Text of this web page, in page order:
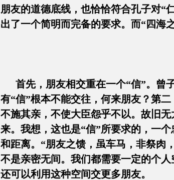
朋友的道德底线，也恰恰符合孔子对“
出了一个简明而完备的要求。而“四海
首先，朋友相交重在一个“信”。曾
有“信”根本不能交往，何来朋友？第
不施其亲，不使大臣怨乎不以。故旧
来。我想，这也是“信”所要求的，一
和距离。“朋友之馈，虽车马，非祭肉
不是亲密无间。我们都需要一定的个
还可以利用这种空间交更多朋友。